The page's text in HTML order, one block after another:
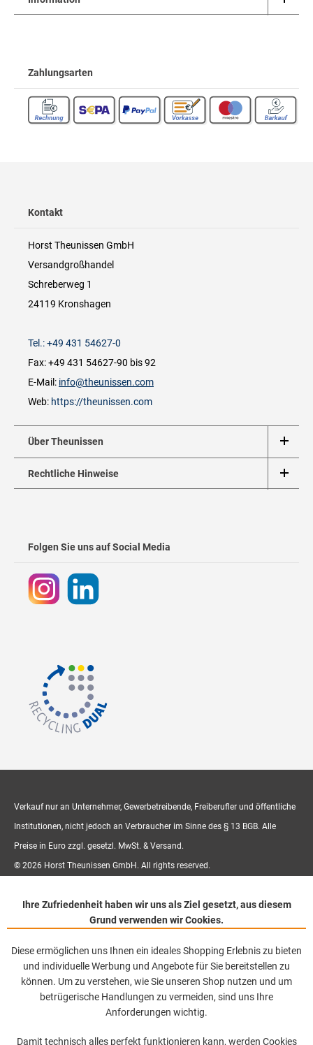
Zahlungsarten
Kontakt
Horst Theunissen GmbH
Versandgroßhandel
Schreberweg 1
24119 Kronshagen
Tel.: +49 431 54627-0
Fax: +49 431 54627-90 bis 92
E-Mail: info@theunissen.com
Web: https://theunissen.com
Über Theunissen
Rechtliche Hinweise
Folgen Sie uns auf Social Media
Verkauf nur an Unternehmer, Gewerbetreibende, Freiberufler und öffentliche
Institutionen, nicht jedoch an Verbraucher im Sinne des § 13 BGB. Alle
Preise in Euro zzgl. gesetzl. MwSt. & Versand.
© 2026 Horst Theunissen GmbH. All rights reserved.
Ihre Zufriedenheit haben wir uns als Ziel gesetzt, aus diesem
Grund verwenden wir Cookies.
Diese ermöglichen uns Ihnen ein ideales Shopping Erlebnis zu bieten
und individuelle Werbung und Angebote für Sie bereitstellen zu
können. Um zu verstehen, wie Sie unseren Shop nutzen und um
betrügerische Handlungen zu vermeiden, sind uns Ihre
Anforderungen wichtig.
Damit technisch alles perfekt funktionieren kann, werden Cookies